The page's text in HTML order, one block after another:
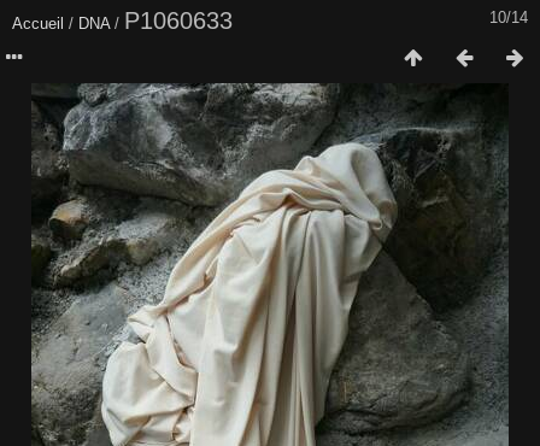
10/14
Accueil / DNA/ P1060633